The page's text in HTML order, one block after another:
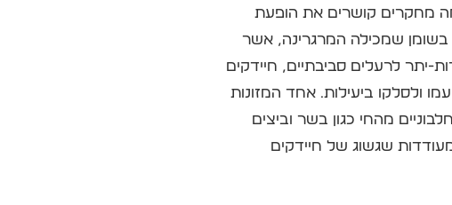
מחקרים קושרים את הופעת
בשומן שמכילה המרגרינה, אשר
יתר לרעלים סביבתיים, חיידקים
ולסלקו ביעילות. אחד המזונות
מהחי כגון בשר וביצים
שגשוג של חיידקים